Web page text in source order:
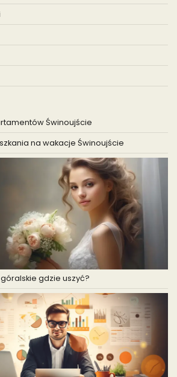
Świnoujście
na wakacje Świnoujście
gdzie uszyć?